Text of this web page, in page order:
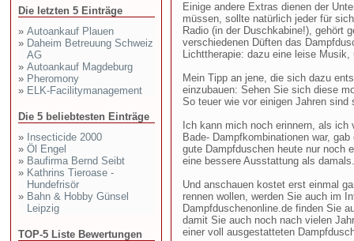
Die letzten 5 Einträge
» Autoankauf Plauen
» Daheim Betreuung Schweiz
AG
» Autoankauf Magdeburg
» Pheromony
» ELK-Facilitymanagement
Die 5 beliebtesten Einträge
» Insecticide 2000
» Öl Engel
» Baufirma Bernd Seibt
» Kathrins Tieroase -
Hundefrisör
» Bahn & Hobby Günsel
Leipzig
TOP-5 Liste Bewertungen
Einige andere Extras dienen der
müssen, sollte natürlich jeder für
Radio (in der Duschkabine!), gehört
verschiedenen Düften das
Lichttherapie: dazu eine leise
Mein Tipp an jene, die sich dazu
einzubauen: Sehen Sie sich diese
So teuer wie vor einigen Jahren sind
Ich kann mich noch erinnern, als
Bade- Dampfkombinationen war,
gute Dampfduschen heute nur noch
eine bessere Ausstattung als damals.
Und anschauen kostet erst einmal
rennen wollen, werden Sie auch im
Dampfduschenonline.de finden Sie
damit Sie auch noch nach vielen
einer voll ausgestatteten